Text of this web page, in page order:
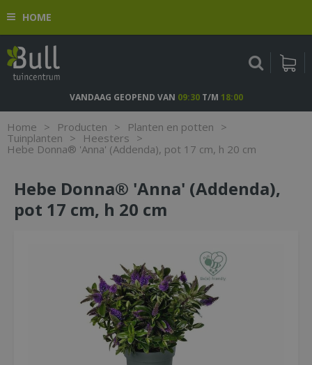
n
o
HOME
Home > Producten > Planten en potten >
Tuinplanten > Heesters >
Hebe Donna® 'Anna' (Addenda), pot 17 cm, h 20 cm
VANDAAG GEOPEND VAN 09:30T/M 18:00
Hebe Donna® 'Anna' (Addenda),
pot 17 cm, h 20 cm